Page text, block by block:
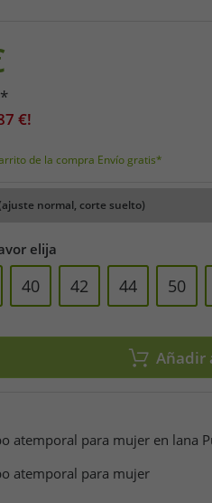
*
€!
de la compra Envío gratis*
normal, corte suelto)
elija
40 42 44 50
Añadir
atemporal para mujer en lana
atemporal para mujer